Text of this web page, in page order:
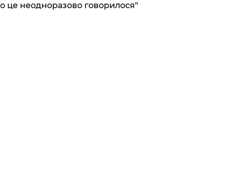
це неодноразово говорилося"